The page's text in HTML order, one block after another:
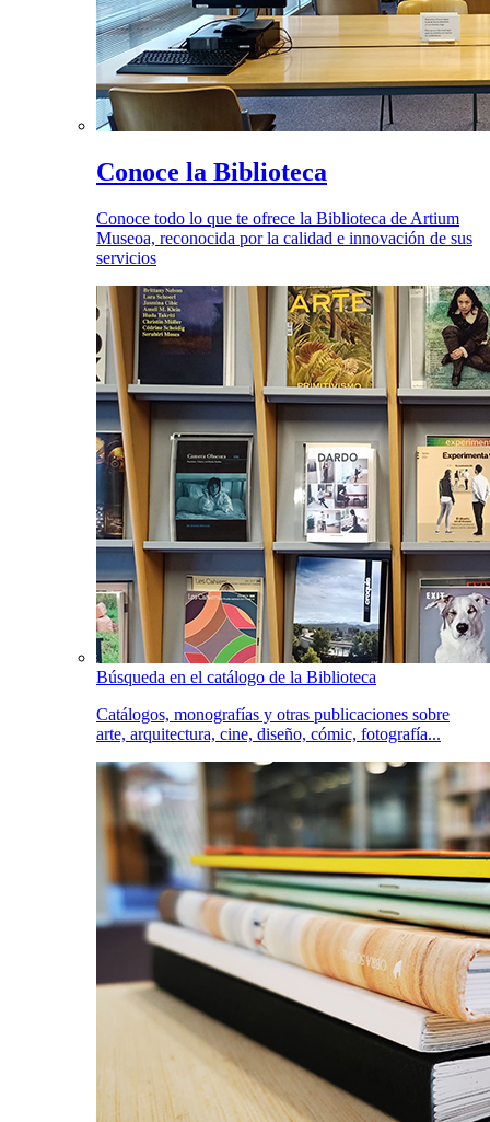
Conoce la Biblioteca
Conoce todo lo que te ofrece la Biblioteca de Artium
Museoa, reconocida por la calidad e innovación de sus
servicios
Búsqueda en el catálogo de la Biblioteca
Catálogos, monografías y otras publicaciones sobre
arte, arquitectura, cine, diseño, cómic, fotografía...